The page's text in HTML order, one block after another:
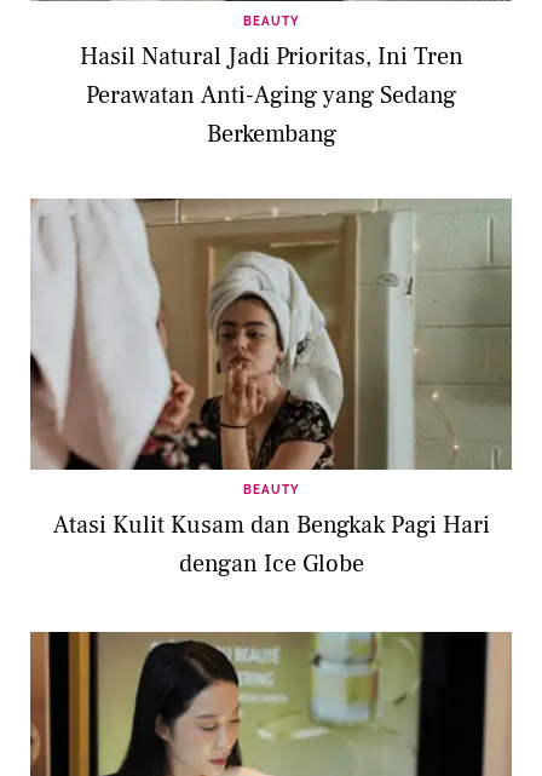
BEAUTY
Hasil Natural Jadi Prioritas, Ini Tren
Perawatan Anti-Aging yang Sedang
Berkembang
BEAUTY
Atasi Kulit Kusam dan Bengkak Pagi Hari
dengan Ice Globe